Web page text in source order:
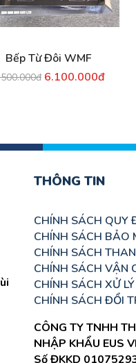
Bếp Từ Đôi WMF
6.100.000đ
THÔNG TIN
CHÍNH SÁCH QUY
CHÍNH SÁCH BẢO
CHÍNH SÁCH
CHÍNH SÁCH VẬN
CHÍNH SÁCH XỬ
CHÍNH SÁCH ĐỔI
CÔNG TY TNHH
NHẬP KHẨU EUS
Số ĐKKD